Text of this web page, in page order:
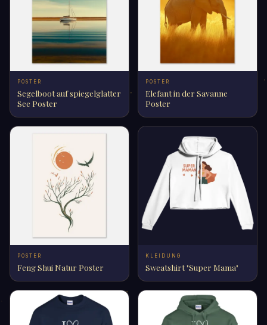
POSTER
Segelboot auf spiegelglatter
See Poster
POSTER
Elefant in der Savanne
Poster
POSTER
Feng Shui Natur Poster
KLEIDUNG
Sweatshirt "Super Mama"